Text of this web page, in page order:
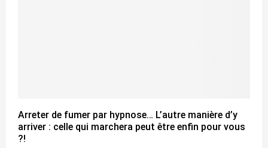
Arreter de fumer par hypnose… L’autre manière d’y
arriver : celle qui marchera peut être enfin pour vous
?!